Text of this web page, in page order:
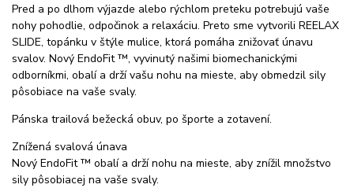
Pred a po dlhom výjazde alebo rýchlom preteku potrebujú vaše
nohy pohodlie, odpočinok a relaxáciu. Preto sme vytvorili REELAX
SLIDE, topánku v štýle mulice, ktorá pomáha znižovať únavu
svalov. Nový EndoFit ™, vyvinutý našimi biomechanickými
odborníkmi, obalí a drží vašu nohu na mieste, aby obmedzil sily
pôsobiace na vaše svaly.
Pánska trailová bežecká obuv, po športe a zotavení.
Znížená svalová únava
Nový EndoFit ™ obalí a drží nohu na mieste, aby znížil množstvo
sily pôsobiacej na vaše svaly.